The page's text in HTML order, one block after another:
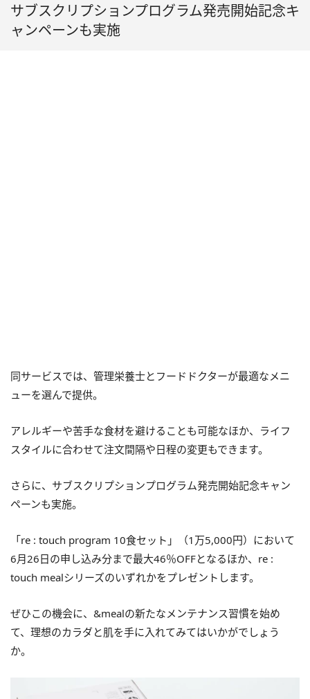
サブスクリプションプログラム発売開始記念キ
ャンペーンも実施
同サービスでは、管理栄養士とフードドクターが最適なメニ
ューを選んで提供。
アレルギーや苦手な食材を避けることも可能なほか、ライフ
スタイルに合わせて注文間隔や日程の変更もできます。
さらに、サブスクリプションプログラム発売開始記念キャン
ペーンも実施。
「re : touch program 10食セット」（1万5,000円）において
6月26日の申し込み分まで最大46％OFFとなるほか、re :
touch mealシリーズのいずれかをプレゼントします。
ぜひこの機会に、&mealの新たなメンテナンス習慣を始め
て、理想のカラダと肌を手に入れてみてはいかがでしょう
か。